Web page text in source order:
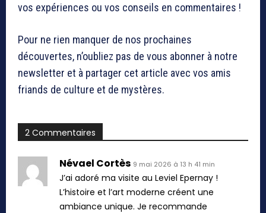
vos expériences ou vos conseils en commentaires !
Pour ne rien manquer de nos prochaines
découvertes, n’oubliez pas de vous abonner à notre
newsletter et à partager cet article avec vos amis
friands de culture et de mystères.
2 Commentaires
Névael Cortès 9 mai 2026 à 13 h 41 min
J’ai adoré ma visite au Leviel Epernay !
L’histoire et l’art moderne créent une
ambiance unique. Je recommande